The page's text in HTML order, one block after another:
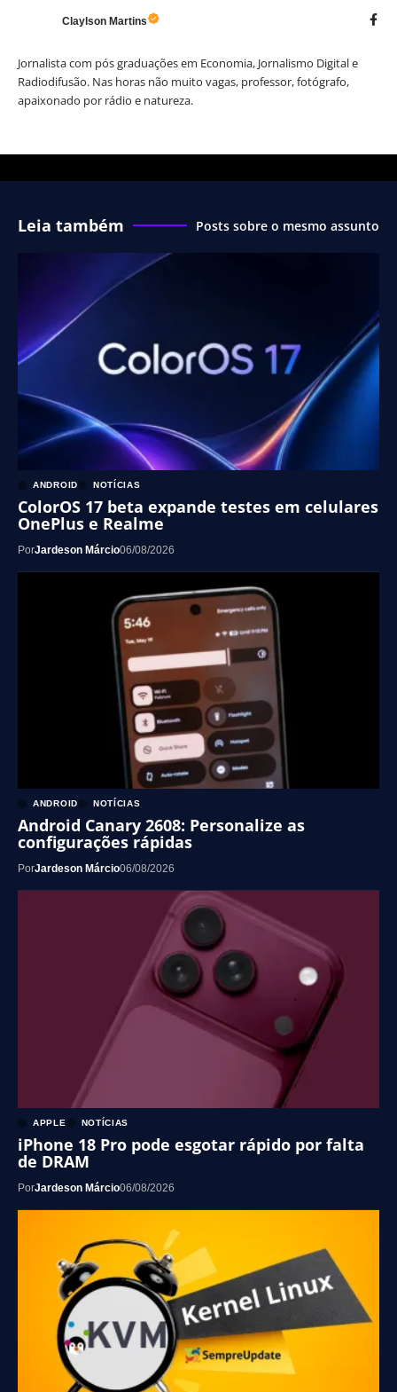
Claylson Martins
Jornalista com pós graduações em Economia, Jornalismo Digital e
Radiodifusão. Nas horas não muito vagas, professor, fotógrafo,
apaixonado por rádio e natureza.
Leia também Posts sobre o mesmo assunto
ANDROID NOTÍCIAS
ColorOS 17 beta expande testes em celulares
OnePlus e Realme
PorJardeson Márcio06/08/2026
ANDROID NOTÍCIAS
Android Canary 2608: Personalize as
configurações rápidas
PorJardeson Márcio06/08/2026
APPLE NOTÍCIAS
iPhone 18 Pro pode esgotar rápido por falta
de DRAM
PorJardeson Márcio06/08/2026